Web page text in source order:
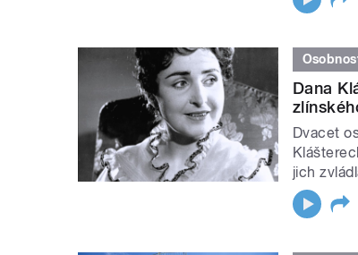
Dana
Dvacet
jich